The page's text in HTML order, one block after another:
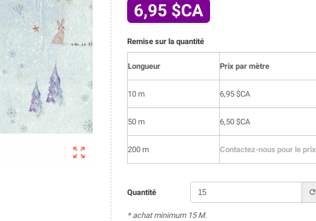

6,95 $CA
Remise sur la quantité
Longueur Prix par mètre
10 m 6,95 $CA
50 m 6,50 $CA
200 m Contactez-nous pour le prix
Quantité refresh
* achat minimum 15 M.